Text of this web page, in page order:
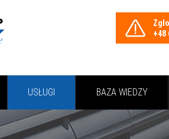
+48
USŁUGI BAZA WIEDZY